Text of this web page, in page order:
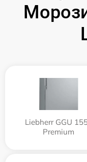
Liebherr GGU
Premium